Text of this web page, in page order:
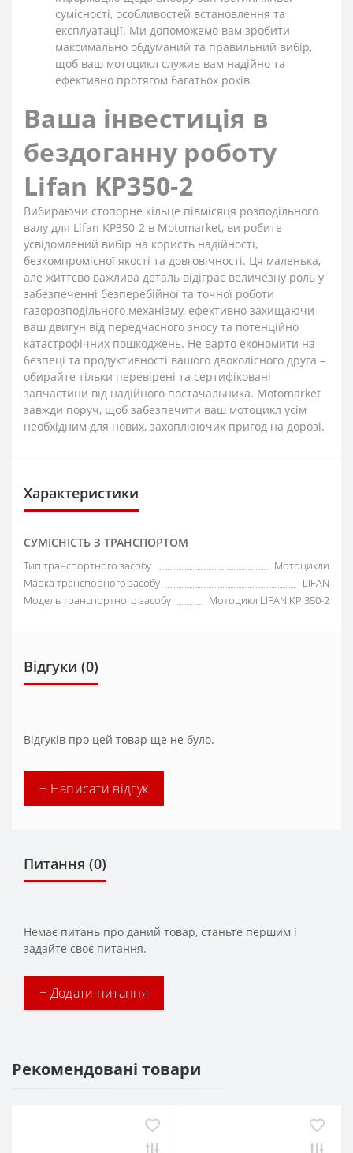
сумісності, особливостей встановлення та
експлуатації. Ми допоможемо вам зробити
максимально обдуманий та правильний вибір,
щоб ваш мотоцикл служив вам надійно та
ефективно протягом багатьох років.
Ваша інвестиція в
бездоганну роботу
Lifan KP350-2
Вибираючи стопорне кільце півмісяця розподільного
валу для Lifan KP350-2 в Motomarket, ви робите
усвідомлений вибір на користь надійності,
безкомпромісної якості та довговічності. Ця маленька,
але життєво важлива деталь відіграє величезну роль у
забезпеченні безперебійної та точної роботи
газорозподільного механізму, ефективно захищаючи
ваш двигун від передчасного зносу та потенційно
катастрофічних пошкоджень. Не варто економити на
безпеці та продуктивності вашого двоколісного друга –
обирайте тільки перевірені та сертифіковані
запчастини від надійного постачальника. Motomarket
завжди поруч, щоб забезпечити ваш мотоцикл усім
необхідним для нових, захоплюючих пригод на дорозі.
Характеристики
СУМІСНІСТЬ З ТРАНСПОРТОМ
Тип транспортного засобу
Мотоцикли
Марка транспорного засобу
LIFAN
Модель транспортного засобу
Мотоцикл LIFAN KP 350-2
Відгуки (0)
Відгуків про цей товар ще не було.
+ Написати відгук
Питання (0)
Немає питань про даний товар, станьте першим і
задайте своє питання.
+ Додати питання
Рекомендовані товари